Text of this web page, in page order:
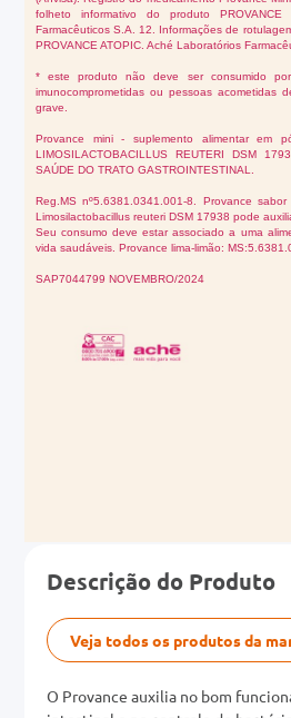
Descrição do Produto
Veja todos os produtos da
O Provance auxilia no bom